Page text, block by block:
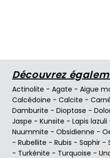
Découvrez
Actinolite - Agate - Aigue
Calcédoine - Calcite -
Damburite - Dioptase -
Jaspe - Kunsite - Lapis lazuli
Nuummite - Obsidienne -
- Rubellite - Rubis - Saphir -
- Turkénite - Turquoise -